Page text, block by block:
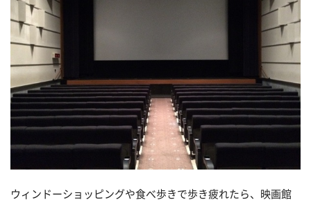
ウィンドーショッピングや食べ歩きで歩き疲れたら、映画館